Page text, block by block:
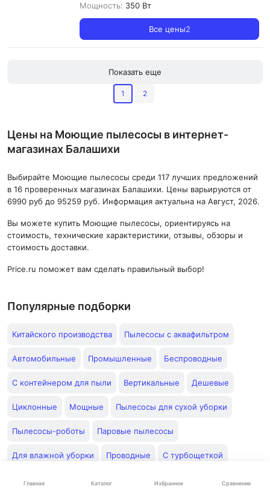
Главная Каталог Избранное Сравнение
Мощность: 350 Вт
Все цены2
Показать еще
1 2
Цены на Моющие пылесосы в интернет-
магазинах Балашихи
Выбирайте Моющие пылесосы среди 117 лучших предложений
в 16 проверенных магазинах Балашихи. Цены варьируются от
6990 руб до 95259 руб. Информация актуальна на Август, 2026.
Вы можете купить Моющие пылесосы, ориентируясь на
стоимость, технические характеристики, отзывы, обзоры и
стоимость доставки.
Price.ru поможет вам сделать правильный выбор!
Популярные подборки
Китайского производства Пылесосы с аквафильтром
Автомобильные Промышленные Беспроводные
С контейнером для пыли Вертикальные Дешевые
Циклонные Мощные Пылесосы для сухой уборки
Пылесосы-роботы Паровые пылесосы
Для влажной уборки Проводные С турбощеткой
Строительные пылесосы Циклонного типа